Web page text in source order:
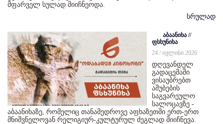
მფარველ სულად მიიჩნეოდა.
სრულად
აბაანიხა //
ფსხუნიხა
24 / ივლისი 2026
დღევანდელ
გადაცემაში
ვისაუბრებთ
აშუბების
საგვარეულო
სალოცავზე -
აბაანიხაზე, რომელიც თანამედროვე აფხაზეთში ერთ-ერთ
მნიშვნელოვან რელიგიურ-კულტურულ ძეგლად მიიჩნევა.